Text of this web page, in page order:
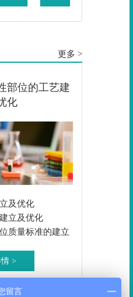
更多 >
部位的工艺建
化
及优化
立及优化
质量标准的建立
>
留言